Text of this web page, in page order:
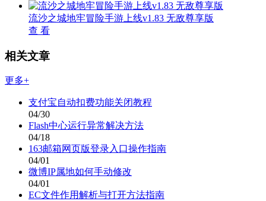
流沙之城地牢冒险手游上线v1.83 无敌尊享版
查 看
相关文章
更多+
支付宝自动扣费功能关闭教程
04/30
Flash中心运行异常解决方法
04/18
163邮箱网页版登录入口操作指南
04/01
微博IP属地如何手动修改
04/01
EC文件作用解析与打开方法指南